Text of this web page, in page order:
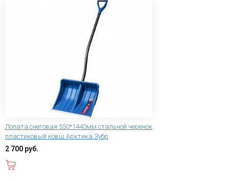
Лопата снеговая 550*1440мм стальной черенок
пластиковый ковш Арктика Зубр
2 700 руб.